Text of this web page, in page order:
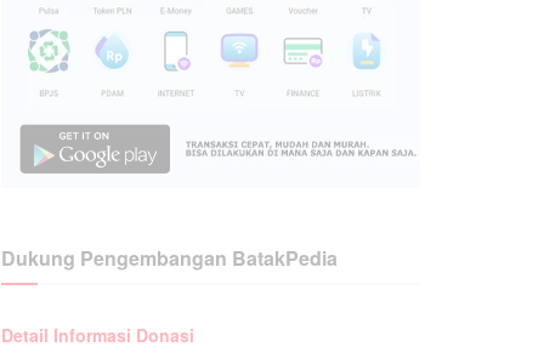
Dukung Pengembangan BatakPedia
Detail Informasi Donasi